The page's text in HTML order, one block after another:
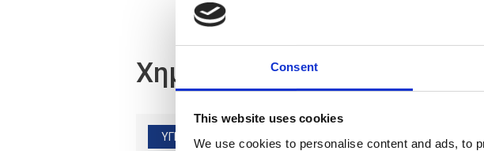
Consent
This website uses cookies
We use cookies to personalise content and ads, to
Χημειοθεραπεία και
ΥΓΕΙΑ ΕΝΤΈΡΟΥ